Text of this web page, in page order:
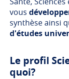
vous
synthèse ainsi
d'études
Le profil
quoi?